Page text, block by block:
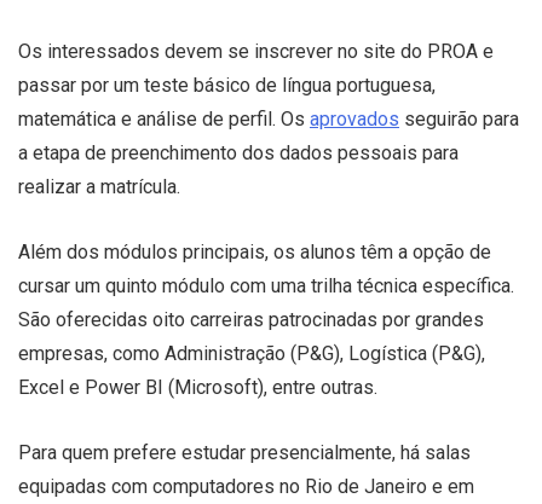
Os interessados devem se inscrever no site do PROA e
passar por um teste básico de língua portuguesa,
matemática e análise de perfil. Os aprovados seguirão para
a etapa de preenchimento dos dados pessoais para
realizar a matrícula.
Além dos módulos principais, os alunos têm a opção de
cursar um quinto módulo com uma trilha técnica específica.
São oferecidas oito carreiras patrocinadas por grandes
empresas, como Administração (P&G), Logística (P&G),
Excel e Power BI (Microsoft), entre outras.
Para quem prefere estudar presencialmente, há salas
equipadas com computadores no Rio de Janeiro e em